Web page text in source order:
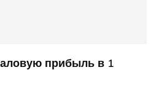
прибыль в 1